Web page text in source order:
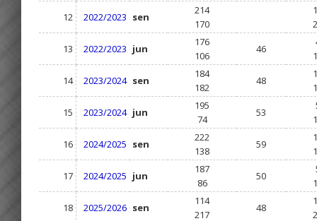
12
2022/2023 sen
214
170
13
2022/2023 jun
176
106
46
14
2023/2024 sen
184
182
48
15
2023/2024 jun
195
74
53
16
2024/2025 sen
222
138
59
17
2024/2025 jun
187
86
50
18
2025/2026 sen
114
217
48